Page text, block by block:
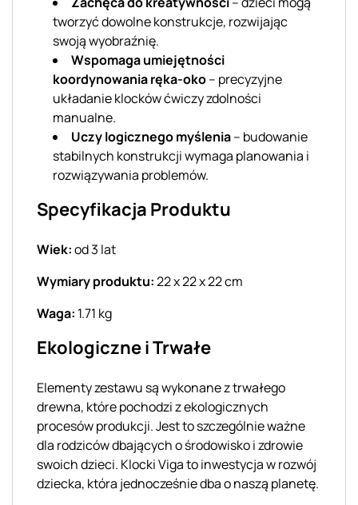
tworzyć dowolne konstrukcje, rozwijając
swoją wyobraźnię.
Wspomaga umiejętności
koordynowania ręka-oko– precyzyjne
układanie klocków ćwiczy zdolności
manualne.
Uczy logicznego myślenia– budowanie
stabilnych konstrukcji wymaga planowania i
rozwiązywania problemów.
Specyfikacja Produktu
Wiek:od 3 lat
Wymiary produktu:22 x 22 x 22 cm
Waga: 1.71 kg
Ekologiczne i Trwałe
Elementy zestawu są wykonane z trwałego
drewna, które pochodzi z ekologicznych
procesów produkcji. Jest to szczególnie ważne
dla rodziców dbających o środowisko i zdrowie
swoich dzieci. Klocki Viga to inwestycja w rozwój
dziecka, która jednocześnie dba o naszą planetę.